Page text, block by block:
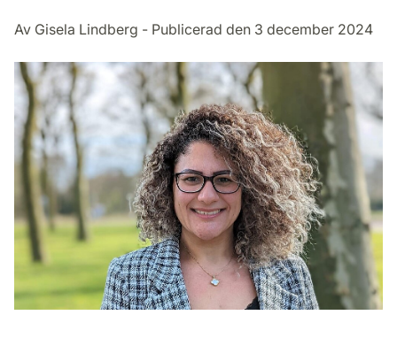
Av Gisela Lindberg - Publicerad den 3 december 2024